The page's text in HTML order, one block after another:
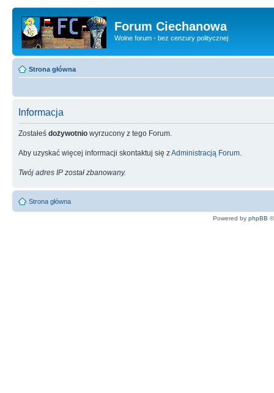
Forum Ciechanowa
Wolne forum - bez cenzury politycznej
Strona główna
Informacja
Zostałeś dożywotnio wyrzucony z tego Forum.
Aby uzyskać więcej informacji skontaktuj się zAdministracją Forum
Twój adres IP został zbanowany.
Strona główna
Powered by phpBB